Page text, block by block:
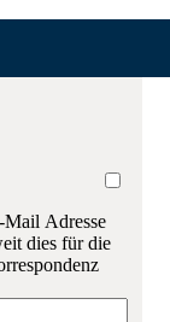
Adresse
dies für die